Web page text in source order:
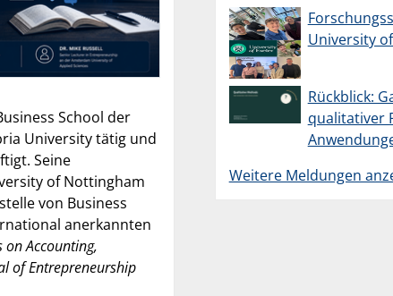
School der
University tätig und
Seine
of Nottingham
von Business
anerkannten
on Accounting,
of Entrepreneurship
University
Rückblick:
qualitativer
Weitere Meldungen